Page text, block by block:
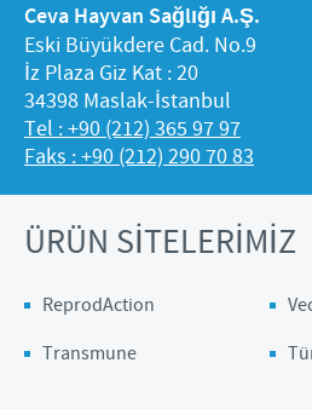
Ceva Hayvan Sağlığı A.Ş.
Eski Büyükdere Cad. No.9
İz Plaza Giz Kat : 20
34398 Maslak-İstanbul
Tel : +90 (212) 365 97 97
Faks : +90 (212) 290 70 83
ÜRÜN SİTELERİMİZ
ReprodAction
Transmune